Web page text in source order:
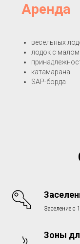
Аренда
весельных
лодок с
катамарана
SAP-борда
Заселение с
Зоны